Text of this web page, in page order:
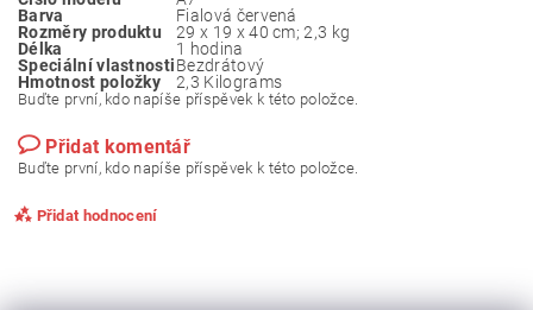
Barva
‎Fialová červená
Rozměry produktu
‎29 x 19 x 40 cm; 2,3 kg
Délka
‎1 hodina
Speciální vlastnosti‎Bezdrátový
Hmotnost položky
‎2,3 Kilograms
Buďte první, kdo napíše příspěvek k této položce.
Přidat komentář
Buďte první, kdo napíše příspěvek k této položce.
Přidat hodnocení